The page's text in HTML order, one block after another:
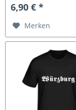
6,90 € *
Merken